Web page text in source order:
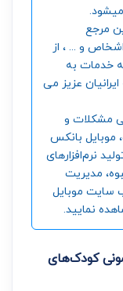
مرجع
و ... ، از
خدمات به
عزیز می
مشکلات و
موبایل بانکس
نرم‌افزارهای
مدیریت
سایت موبایل
نمایید.
کودک‌های